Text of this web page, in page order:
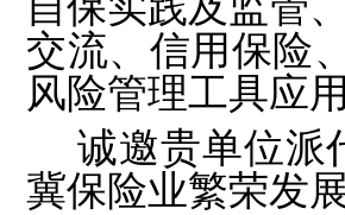
交流、信用保险
风险管理工具应
诚邀贵单位派
冀保险业繁荣发展